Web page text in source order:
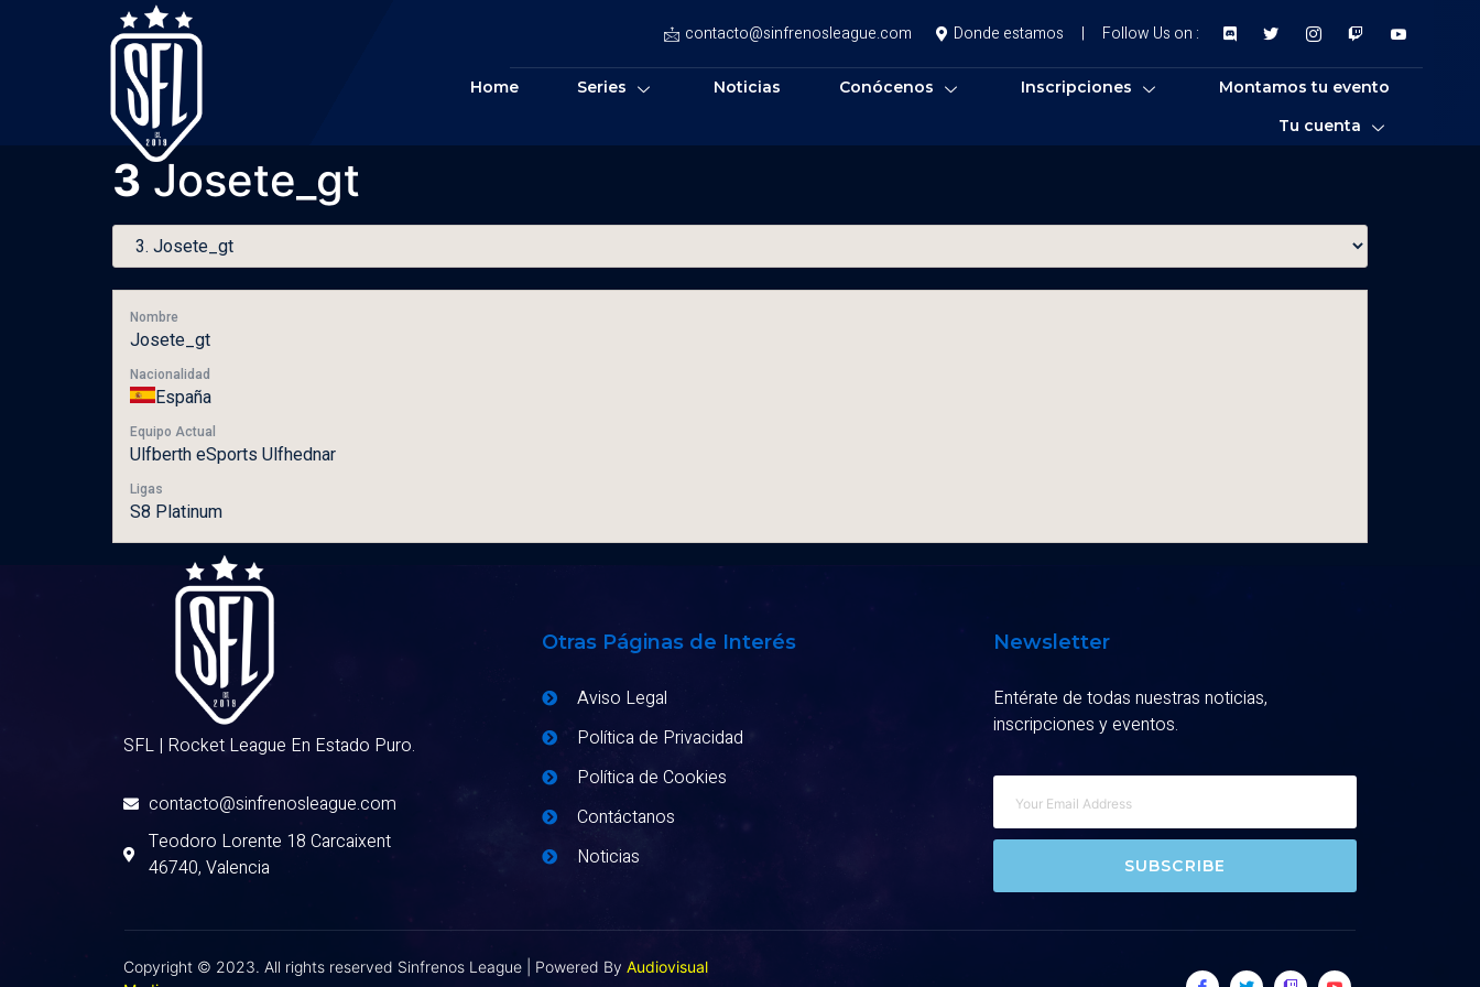
contacto@sinfrenosleague.com Donde estamos | Follow Us on :
Home Series Noticias Conócenos Inscripciones
Montamos tu evento
Tu cuenta
3 Josete_gt
Nombre
Josete_gt
Nacionalidad
España
Equipo Actual
Ulfberth eSports Ulfhednar
Ligas
S8 Platinum
SFL | Rocket League En Estado Puro.
contacto@sinfrenosleague.com
Teodoro Lorente 18 Carcaixent
46740, Valencia
Otras Páginas de Interés
Aviso Legal
Política de Privacidad
Política de Cookies
Contáctanos
Noticias
Newsletter
Entérate de todas nuestras noticias,
inscripciones y eventos.
SUBSCRIBE
Copyright © 2023. All rights reserved Sinfrenos League | Powered By Audiovisual